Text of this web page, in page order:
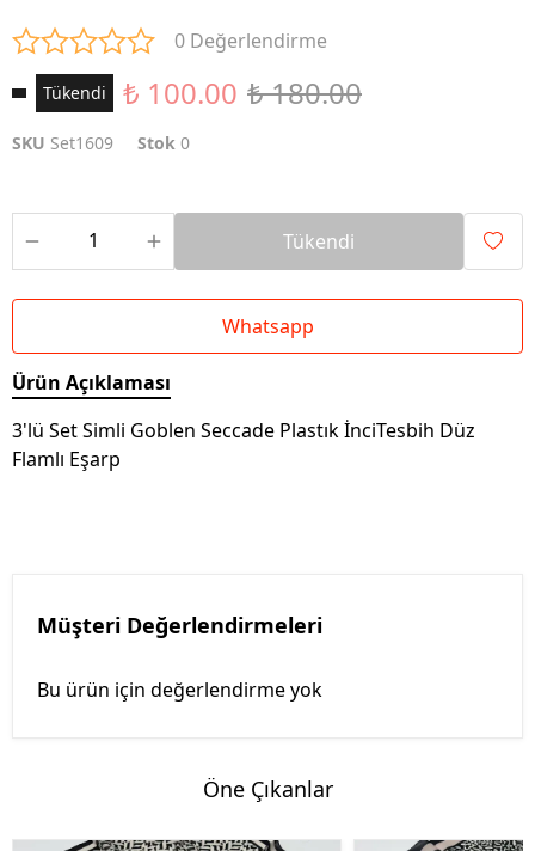
0 Değerlendirme
Tükendi ₺ 100.00 ₺ 180.00
SKU Set1609 Stok 0
Tükendi
Whatsapp
Ürün Açıklaması
3'lü Set Simli Goblen Seccade Plastık İnciTesbih Düz
Flamlı Eşarp
Müşteri Değerlendirmeleri
Bu ürün için değerlendirme yok
Öne Çıkanlar